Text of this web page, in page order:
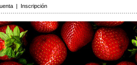
| Inscripción